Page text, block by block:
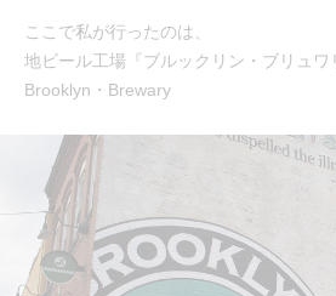
ここで私が行ったのは、
地ビール工場『ブルックリン・ブリュワ
Brooklyn・Brewary